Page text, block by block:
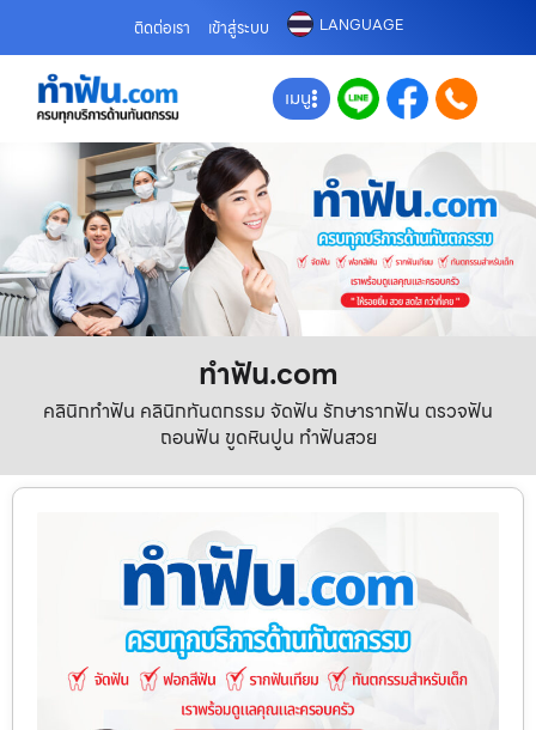
ติดต่อเรา เข้าสู่ระบบ LANGUAGE
เมนู
ทําฟัน.com
คลินิกทำฟัน คลินิกทันตกรรม จัดฟัน รักษารากฟัน ตรวจฟัน
ถอนฟัน ขูดหินปูน ทำฟันสวย